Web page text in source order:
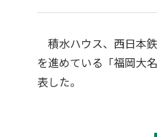
積水ハウス、⻄⽇本
を進めている「福岡大
表した。